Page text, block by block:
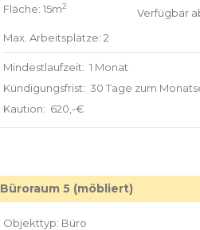
Fläche: 15m2
Max. Arbeitsplätze: 2
Verfügbar
Mindestlaufzeit: 1 Monat
Kündigungsfrist: 30 Tage zum
Kaution: 620,-€
Büroraum 5 (möbliert)
Objekttyp: Büro